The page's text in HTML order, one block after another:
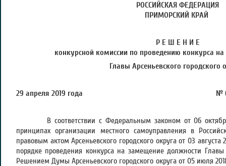
РОССИЙСКАЯ ФЕДЕРАЦИЯ
ПРИМОРСКИЙ КРАЙ
Р Е Ш Е Н И Е
конкурсной комиссии по проведению конкурса на
Главы Арсеньевского городского
29 апреля 2019 года №
В соответствии с Федеральным законом от 06
принципах организации местного самоуправления в
правовым актом Арсеньевского городского округа от 03
порядке проведения конкурса на замещение должности Главы
Решением Думы Арсеньевского городского округа от 05 июля